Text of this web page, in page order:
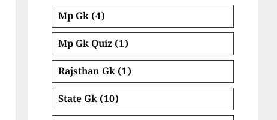
Mp Gk (4)
Mp Gk Quiz (1)
Rajsthan Gk (1)
State Gk (10)